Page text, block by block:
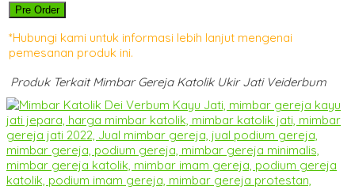
Pre Order
*Hubungi kami untuk informasi lebih lanjut mengenai
pemesanan produk ini.
Produk Terkait Mimbar Gereja Katolik Ukir Jati Veiderbum